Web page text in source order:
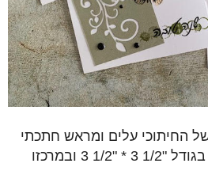
החיתוכי עלים ומראש חתכתי
את הקרדסטוק הצבעוני בגודל "1/2 3 * "1/2 3 ובמרכזו